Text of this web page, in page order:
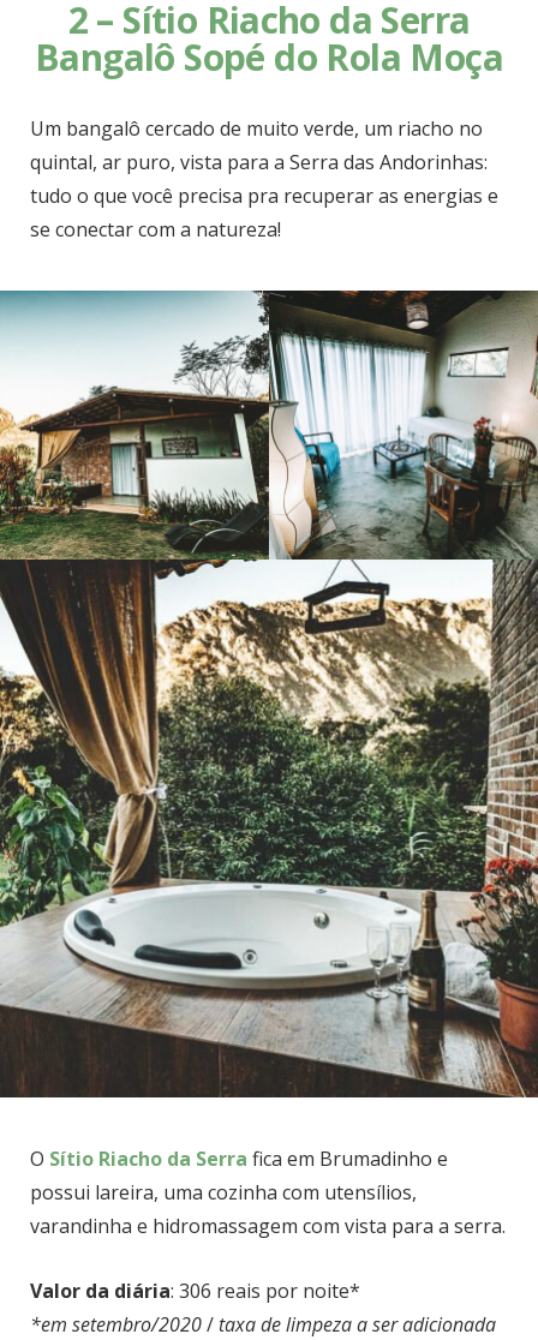
2 – Sítio Riacho da Serra
Bangalô Sopé do Rola Moça
Um bangalô cercado de muito verde, um riacho no
quintal, ar puro, vista para a Serra das Andorinhas:
tudo o que você precisa pra recuperar as energias e
se conectar com a natureza!
O Sítio Riacho da Serra fica em Brumadinho e
possui lareira, uma cozinha com utensílios,
varandinha e hidromassagem com vista para a serra.
Valor da diária: 306 reais por noite*
*em setembro/2020/ taxa de limpeza a ser adicionada